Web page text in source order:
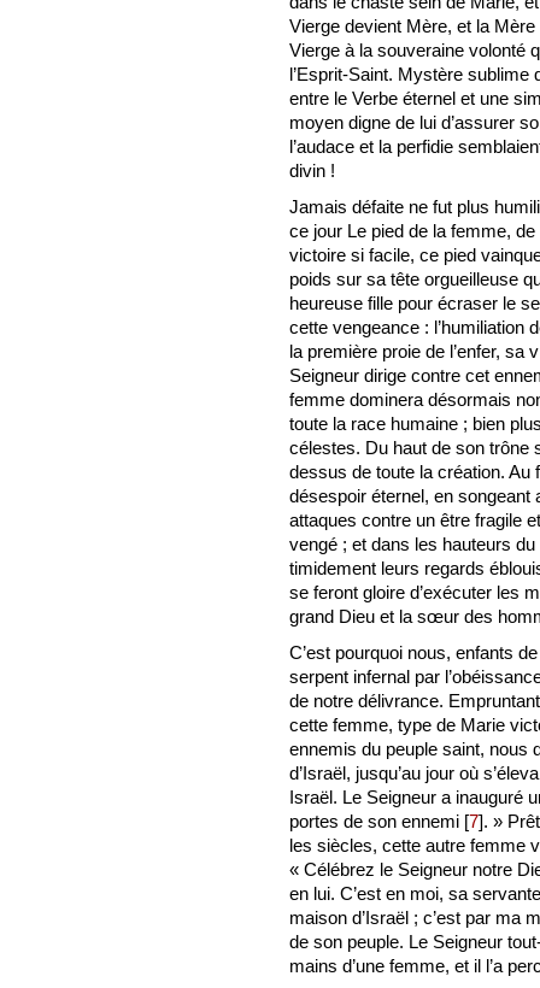
Vierge devient Mère, et la Mère
Vierge à la souveraine volonté
l’Esprit-Saint. Mystère sublime
entre le Verbe éternel et une
moyen digne de lui d’assurer
l’audace et la perfidie
divin !
Jamais défaite ne fut plus
ce jour Le pied de la femme,
victoire si facile, ce pied
poids sur sa tête orgueilleuse
heureuse fille pour écraser le
cette vengeance : l’humiliation
la première proie de l’enfer, sa
Seigneur dirige contre cet
femme dominera désormais
toute la race humaine ; bien
célestes. Du haut de son trône
dessus de toute la création. Au
désespoir éternel, en songeant
attaques contre un être fragile
vengé ; et dans les hauteurs
timidement leurs regards
se feront gloire d’exécuter les
grand Dieu et la sœur des
C’est pourquoi nous, enfants
serpent infernal par
de notre délivrance.
cette femme, type de Marie
ennemis du peuple saint, nous
d’Israël, jusqu’au jour où
Israël. Le Seigneur a inauguré
portes de son ennemi [7]. »
les siècles, cette autre femme
« Célébrez le Seigneur notre
en lui. C’est en moi, sa
maison d’Israël ; c’est par ma
de son peuple. Le Seigneur
mains d’une femme, et il l’a